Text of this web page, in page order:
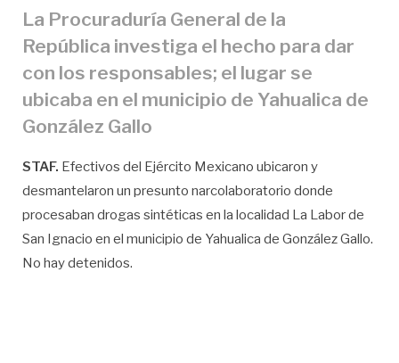
La Procuraduría General de la
República investiga el hecho para dar
con los responsables; el lugar se
ubicaba en el municipio de Yahualica de
González Gallo
STAF. Efectivos del Ejército Mexicano ubicaron y
desmantelaron un presunto narcolaboratorio donde
procesaban drogas sintéticas en la localidad La Labor de
San Ignacio en el municipio de Yahualica de González Gallo.
No hay detenidos.